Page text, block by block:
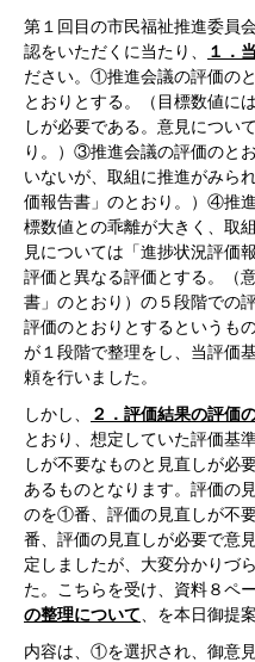
第１回目の市民福祉推進委員
認をいただくに当たり、
１．
ださい。①推進会議の評価の
とおりとする。（目標数値に
しが必要である。意見につい
り。）③推進会議の評価のと
いないが、取組に推進がみら
価報告書」のとおり。）④推
標数値との乖離が大きく、取
見については「進捗状況評価
評価と異なる評価とする。（
書」のとおり）の５段階での
評価のとおりとするというも
が１段階で整理をし、当評価
頼を行いました。
しかし、
２．評価結果の評価
とおり、想定していた評価基
しが不要なものと見直しが必
あるものとなります。評価の
のを①番、評価の見直しが不
番、評価の見直しが必要で意
定しましたが、大変分かりづ
た。こちらを受け、資料８ペ
の整理について 、を本日御提
内容は、①を選択され、御意